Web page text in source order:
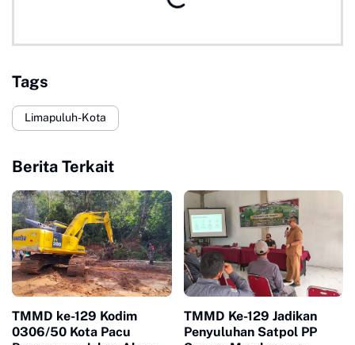
Tags
Limapuluh-Kota
Berita Terkait
TMMD ke-129 Kodim
0306/50 Kota Pacu
TMMD Ke-129 Jadikan
Penyuluhan Satpol PP